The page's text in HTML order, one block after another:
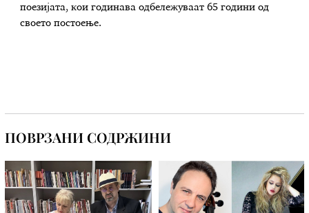
поезијата, кои годинава одбележуваат 65 години од
своето постоење.
ПОВРЗАНИ СОДРЖИНИ